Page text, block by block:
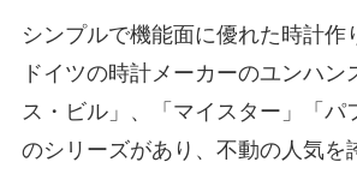
シンプルで機能面に優れた時計作
ドイツの時計メーカーのユンハン
ス・ビル」、「マイスター」「パ
のシリーズがあり、不動の人気を